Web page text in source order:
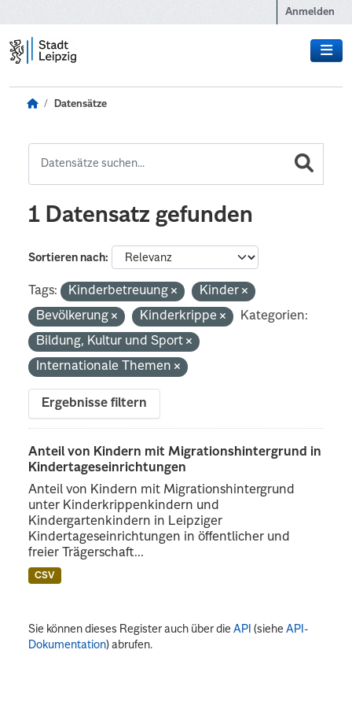
Anmelden
Datensätze
1 Datensatz gefunden
Sortieren nach
Tags: Kinderbetreuung
Kinder
Bevölkerung
Kinderkrippe
Kategorien:
Bildung, Kultur und Sport
Internationale Themen
Ergebnisse filtern
Anteil von Kindern mit Migrationshintergrund in
Kindertageseinrichtungen
Anteil von Kindern mit Migrationshintergrund
unter Kinderkrippenkindern und
Kindergartenkindern in Leipziger
Kindertageseinrichtungen in öffentlicher und
freier Trägerschaft...
CSV
Sie können dieses Register auch über dieAPI (sieheAPI-
Dokumentation) abrufen.